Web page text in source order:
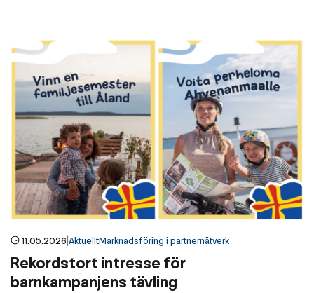
11.05.2026 AktuelltMarknadsföring i partnernätverk
Rekordstort intresse för
barnkampanjens tävling